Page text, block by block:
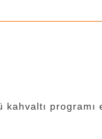
kahvaltı